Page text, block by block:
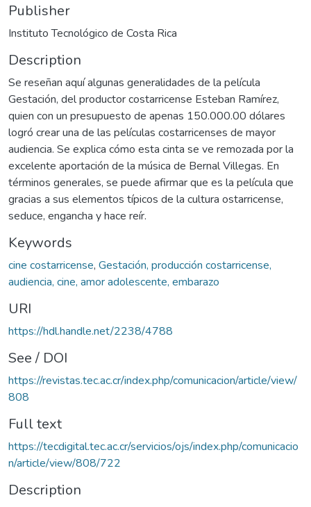
Publisher
Instituto Tecnológico de Costa Rica
Description
Se reseñan aquí algunas generalidades de la película
Gestación, del productor costarricense Esteban Ramírez,
quien con un presupuesto de apenas 150.000.00 dólares
logró crear una de las películas costarricenses de mayor
audiencia. Se explica cómo esta cinta se ve remozada por la
excelente aportación de la música de Bernal Villegas. En
términos generales, se puede afirmar que es la película que
gracias a sus elementos típicos de la cultura ostarricense,
seduce, engancha y hace reír.
Keywords
cine costarricense, Gestación, producción costarricense,
audiencia, cine, amor adolescente, embarazo
URI
https://hdl.handle.net/2238/4788
See / DOI
https://revistas.tec.ac.cr/index.php/comunicacion/article/view/
808
Full text
https://tecdigital.tec.ac.cr/servicios/ojs/index.php/comunicacio
n/article/view/808/722
Description